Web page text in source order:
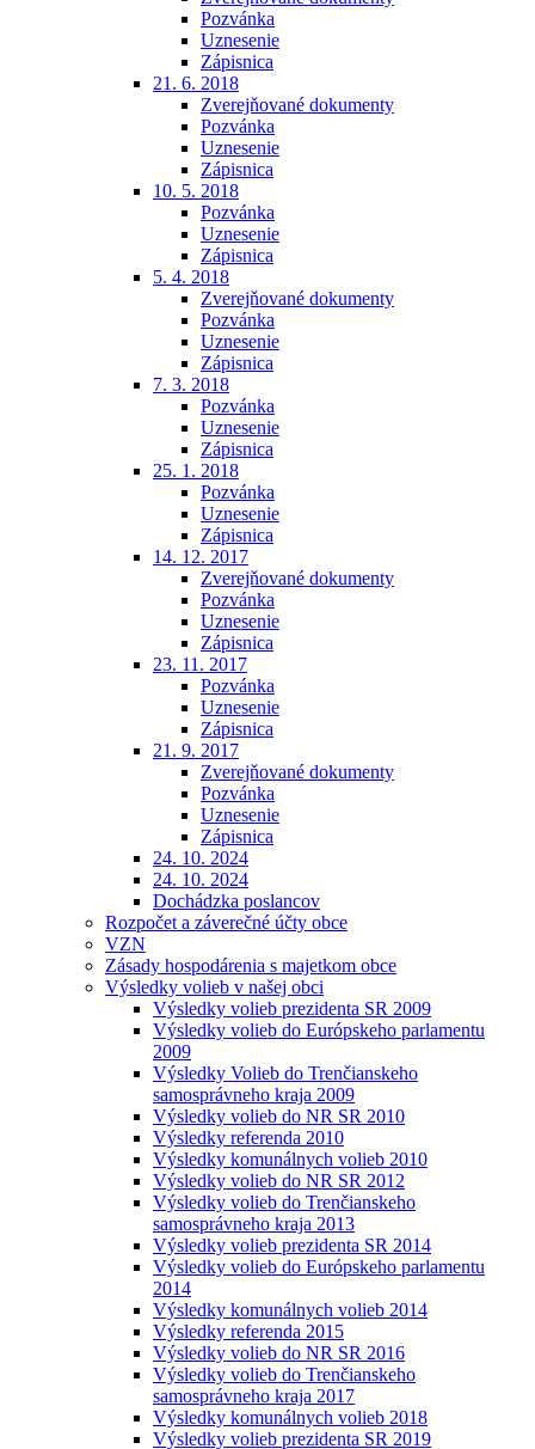
Pozvánka
Uznesenie
Zápisnica
21. 6. 2018
Zverejňované dokumenty
Pozvánka
Uznesenie
Zápisnica
10. 5. 2018
Pozvánka
Uznesenie
Zápisnica
5. 4. 2018
Zverejňované dokumenty
Pozvánka
Uznesenie
Zápisnica
7. 3. 2018
Pozvánka
Uznesenie
Zápisnica
25. 1. 2018
Pozvánka
Uznesenie
Zápisnica
14. 12. 2017
Zverejňované dokumenty
Pozvánka
Uznesenie
Zápisnica
23. 11. 2017
Pozvánka
Uznesenie
Zápisnica
21. 9. 2017
Zverejňované dokumenty
Pozvánka
Uznesenie
Zápisnica
24. 10. 2024
24. 10. 2024
Dochádzka poslancov
Rozpočet a záverečné účty obce
VZN
Zásady hospodárenia s majetkom obce
Výsledky volieb v našej obci
Výsledky volieb prezidenta SR 2009
Výsledky volieb do Európskeho parlamentu
2009
Výsledky Volieb do Trenčianskeho
samosprávneho kraja 2009
Výsledky volieb do NR SR 2010
Výsledky referenda 2010
Výsledky komunálnych volieb 2010
Výsledky volieb do NR SR 2012
Výsledky volieb do Trenčianskeho
samosprávneho kraja 2013
Výsledky volieb prezidenta SR 2014
Výsledky volieb do Európskeho parlamentu
2014
Výsledky komunálnych volieb 2014
Výsledky referenda 2015
Výsledky volieb do NR SR 2016
Výsledky volieb do Trenčianskeho
samosprávneho kraja 2017
Výsledky komunálnych volieb 2018
Výsledky volieb prezidenta SR 2019